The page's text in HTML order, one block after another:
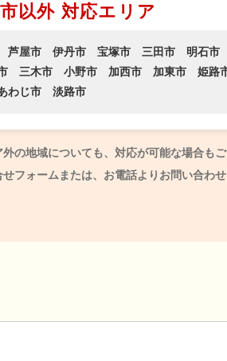
以外 対応エリア
芦屋市 伊丹市 宝塚市 三田市
明石市
三木市 小野市 加西市 加東市
姫路
わじ市
淡路市
の地域についても、対応が可能な場合もご
フォームまたは、お電話よりお問い合わせ